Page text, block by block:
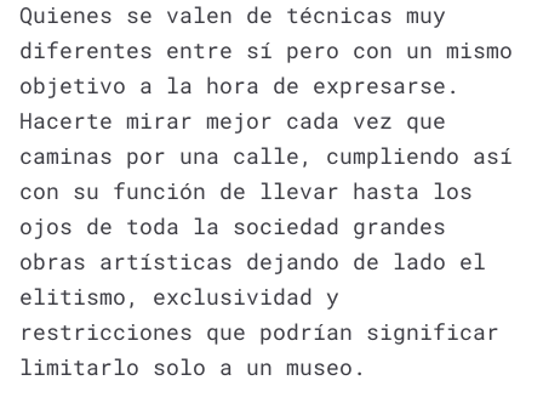
Quienes se valen de técnicas muy
diferentes entre sí pero con un mismo
objetivo a la hora de expresarse.
Hacerte mirar mejor cada vez que
caminas por una calle, cumpliendo así
con su función de llevar hasta los
ojos de toda la sociedad grandes
obras artísticas dejando de lado el
elitismo, exclusividad y
restricciones que podrían significar
limitarlo solo a un museo.